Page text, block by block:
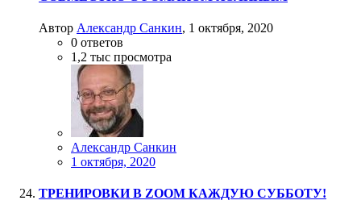
Автор Александр Санкин, 1 октября, 2020
0 ответов
1,2 тыс просмотра
Александр Санкин
1 октября, 2020
ТРЕНИРОВКИ В ZOOM КАЖДУЮ СУББОТУ!